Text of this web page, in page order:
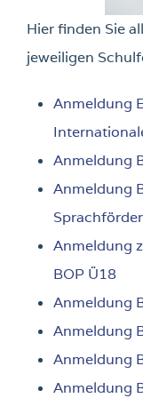
Hier finden Sie
jeweiligen
Anmeldung
Anmeldung
Anmeldung
Anmeldung
BOP Ü18
Anmeldung
Anmeldung
Anmeldung
Anmeldung